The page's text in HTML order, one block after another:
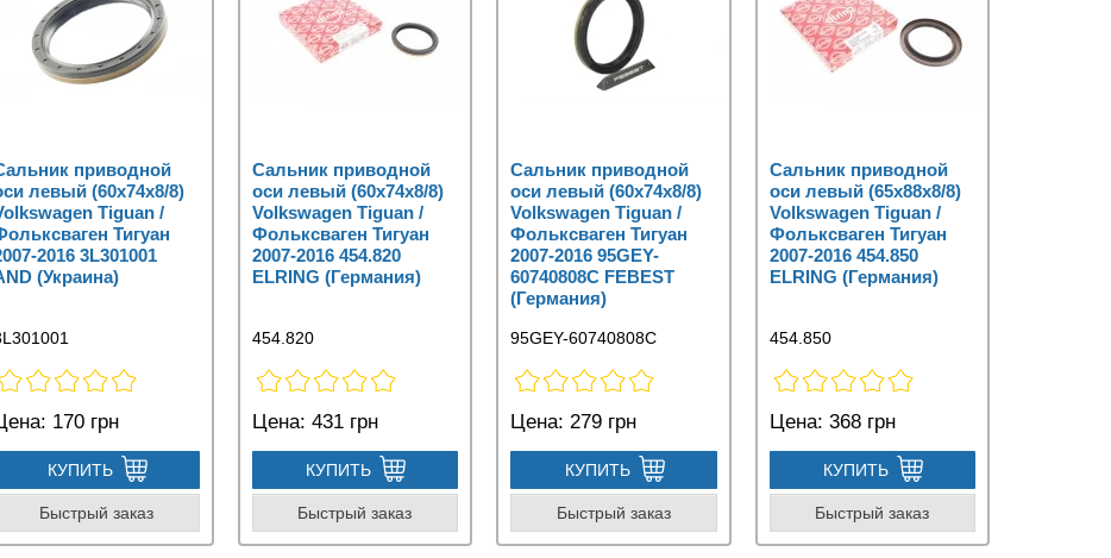
приводной
левый (60x74x8/8)
Tiguan /
Тигуан
2016 3L301001
(Украина)
170 грн
КУПИТЬ
Быстрый заказ
Сальник приводной
оси левый (60x74x8/8)
Volkswagen Tiguan /
Фольксваген Тигуан
2007-2016 454.820
ELRING (Германия)
454.820
Цена: 431 грн
КУПИТЬ
Быстрый заказ
Сальник приводной
оси левый (60x74x8/8)
Volkswagen Tiguan /
Фольксваген Тигуан
2007-2016 95GEY-
60740808C FEBEST
(Германия)
95GEY-60740808C
Цена: 279 грн
КУПИТЬ
Быстрый заказ
Сальник приводной
оси левый (65x88x8/8)
Volkswagen Tiguan /
Фольксваген Тигуан
2007-2016 454.850
ELRING (Германия)
454.850
Цена: 368 грн
КУПИТЬ
Быстрый заказ